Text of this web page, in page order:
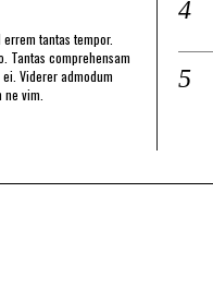
tantas tempor.
Tantas comprehensam
Viderer admodum
vim.